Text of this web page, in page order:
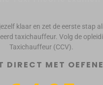
klaar en zet de eerste stap
taxichauffeur. Volg de
Taxichauffeur (CCV).
DIRECT MET